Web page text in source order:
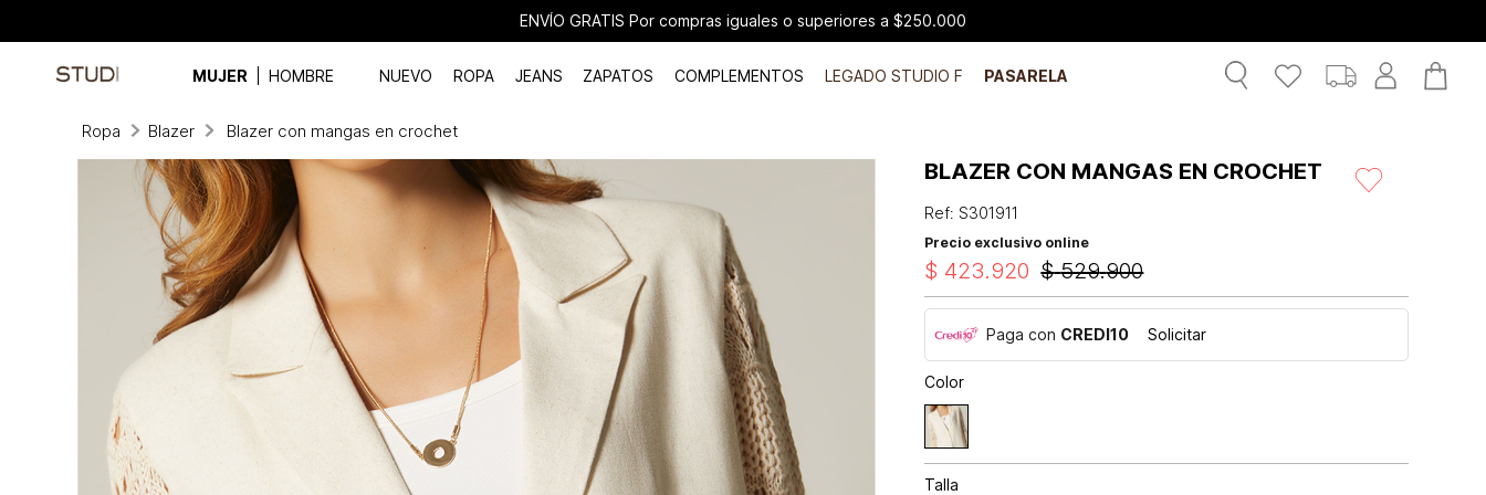
ENVÍO GRATIS Por compras iguales o superiores a $250.000
MUJER HOMBRE NUEVO ROPA JEANS ZAPATOS COMPLEMENTOS LEGADO STUDIO F PASARELA
Ropa Blazer Blazer con mangas en crochet
BLAZER CON MANGAS EN CROCHET
Ref:S301911
Precio exclusivo online
$ 529.900
$ 423.920
Paga con CREDI10 Solicitar
Color
Talla